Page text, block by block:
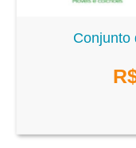
Conjunto